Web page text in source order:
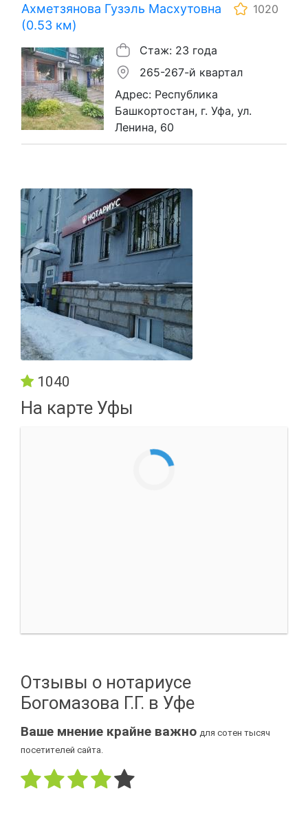
Ахметзянова Гузэль Масхутовна
(0.53 км)
1020
Стаж: 23 года
265-267-й квартал
Адрес: Республика
Башкортостан, г. Уфа, ул.
Ленина, 60
1040
На карте Уфы
Отзывы о нотариусе
Богомазова Г.Г. в Уфе
Ваше мнение крайне важно для сотен тысяч
посетителей сайта.